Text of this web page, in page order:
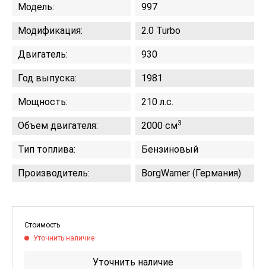
Модель: 997
Модификация: 2.0 Turbo
Двигатель: 930
Год выпуска: 1981
Мощность: 210 л.с.
Объем двигателя: 2000 см3
Тип топлива: Бензиновый
Производитель: BorgWarner (Германия)
Стоимость
Уточнить наличие
Уточнить наличие